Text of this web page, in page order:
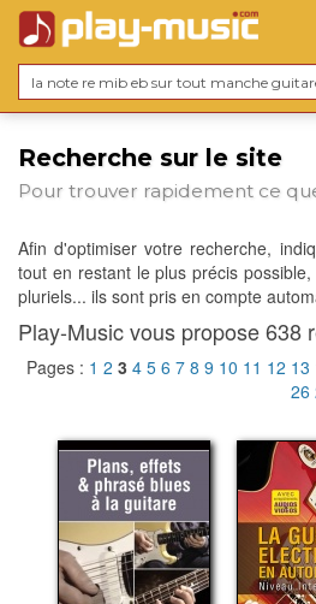
Recherche sur le site
Pour trouver rapidement ce
Afin d'optimiser votre recherche,
tout en restant le plus précis
pluriels... ils sont pris en compte
Play-Music vous propose 638
Pages : 1 2 3 4 5 6 7 8 9 10 11 12 13
26